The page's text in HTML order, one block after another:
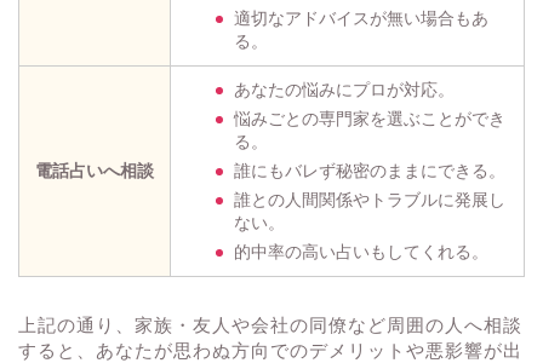
適切なアドバイスが無い場合もあ
る。
電話占いへ相談
あなたの悩みにプロが対応。
悩みごとの専門家を選ぶことができ
る。
誰にもバレず秘密のままにできる。
誰との人間関係やトラブルに発展し
ない。
的中率の高い占いもしてくれる。
上記の通り、家族・友人や会社の同僚など周囲の人へ相談
すると、あなたが思わぬ方向でのデメリットや悪影響が出